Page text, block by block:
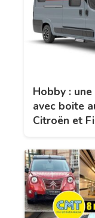
Hobby :
avec boite
Citroën et